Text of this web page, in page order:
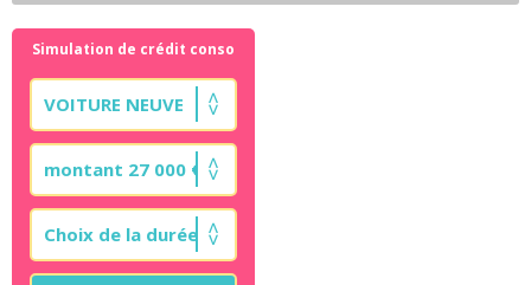
Simulation de crédit conso